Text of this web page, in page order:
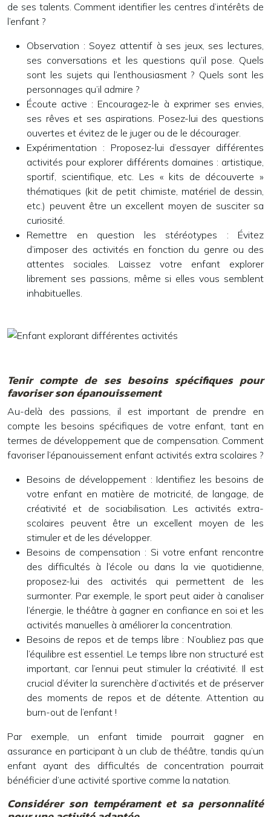
de ses talents. Comment identifier les centres d’intérêts de
l’enfant ?
Observation : Soyez attentif à ses jeux, ses lectures,
ses conversations et les questions qu’il pose. Quels
sont les sujets qui l’enthousiasment ? Quels sont les
personnages qu’il admire ?
Écoute active : Encouragez-le à exprimer ses envies,
ses rêves et ses aspirations. Posez-lui des questions
ouvertes et évitez de le juger ou de le décourager.
Expérimentation : Proposez-lui d’essayer différentes
activités pour explorer différents domaines : artistique,
sportif, scientifique, etc. Les « kits de découverte »
thématiques (kit de petit chimiste, matériel de dessin,
etc.) peuvent être un excellent moyen de susciter sa
curiosité.
Remettre en question les stéréotypes : Évitez
d’imposer des activités en fonction du genre ou des
attentes sociales. Laissez votre enfant explorer
librement ses passions, même si elles vous semblent
inhabituelles.
Tenir compte de ses besoins spécifiques pour
favoriser son épanouissement
Au-delà des passions, il est important de prendre en
compte les besoins spécifiques de votre enfant, tant en
termes de développement que de compensation. Comment
favoriser l’épanouissement enfant activités extra scolaires ?
Besoins de développement : Identifiez les besoins de
votre enfant en matière de motricité, de langage, de
créativité et de sociabilisation. Les activités extra-
scolaires peuvent être un excellent moyen de les
stimuler et de les développer.
Besoins de compensation : Si votre enfant rencontre
des difficultés à l’école ou dans la vie quotidienne,
proposez-lui des activités qui permettent de les
surmonter. Par exemple, le sport peut aider à canaliser
l’énergie, le théâtre à gagner en confiance en soi et les
activités manuelles à améliorer la concentration.
Besoins de repos et de temps libre : N’oubliez pas que
l’équilibre est essentiel. Le temps libre non structuré est
important, car l’ennui peut stimuler la créativité. Il est
crucial d’éviter la surenchère d’activités et de préserver
des moments de repos et de détente. Attention au
burn-out de l’enfant !
Par exemple, un enfant timide pourrait gagner en
assurance en participant à un club de théâtre, tandis qu’un
enfant ayant des difficultés de concentration pourrait
bénéficier d’une activité sportive comme la natation.
Considérer son tempérament et sa personnalité